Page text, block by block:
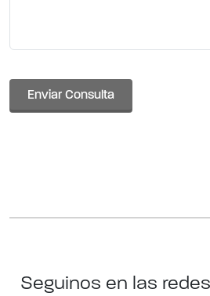
Enviar Consulta
Seguinos en las